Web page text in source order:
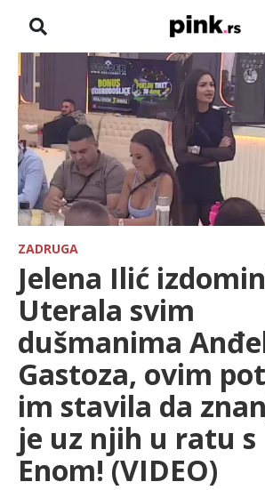
NASLOVNA
VESTI
ZADRUGA
SHOWBIZ
HRONIKA
FARMERI
TV
SPORT
LIFESTYLE
EXTRA
ZADRUGA
Jelena Ilić
Uterala svim
dušmanima
Gastoza, ovim
im stavila da
je uz njih u ratu s
Enom! (VIDEO)